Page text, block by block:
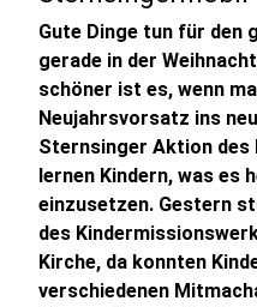
Gute Dinge tun für den
gerade in der
schöner ist es, wenn
Neujahrsvorsatz ins
Sternsinger Aktion des
lernen Kindern, was es
einzusetzen. Gestern
des
Kirche, da konnten
verschiedenen